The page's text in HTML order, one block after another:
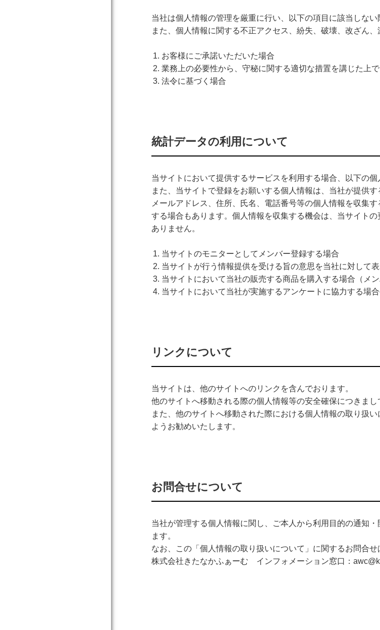
当社は個人情報の管理を厳重に行い、以下の項目に該当しな
また、個人情報に関する不正アクセス、紛失、破壊、改ざん
お客様にご承諾いただいた場合
業務上の必要性から、守秘に関する適切な措置を講じた上
法令に基づく場合
統計データの利用について
当サイトにおいて提供するサービスを利用する場合、以下の個
また、当サイトで登録をお願いする個人情報は、当社が提供
メールアドレス、住所、氏名、電話番号等の個人情報を収集
する場合もあります。個人情報を収集する機会は、当サイト
ありません。
当サイトのモニターとしてメンバー登録する場合
当サイトが行う情報提供を受ける旨の意思を当社に対して
当サイトにおいて当社の販売する商品を購入する場合（メ
当サイトにおいて当社が実施するアンケートに協力する場
リンクについて
当サイトは、他のサイトへのリンクを含んでおります。
他のサイトへ移動される際の個人情報等の安全確保につきま
また、他のサイトへ移動された際における個人情報の取り扱
ようお勧めいたします。
お問合せについて
当社が管理する個人情報に関し、ご本人から利用目的の通知
ます。
なお、この「個人情報の取り扱いについて」に関するお問合せ
株式会社きたなかふぁーむ インフォメーション窓口：